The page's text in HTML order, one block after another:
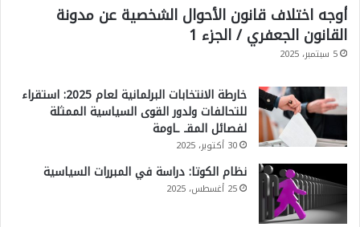
أوجه اختلاف قانون الأحوال الشخصية عن مدونة
القانون الجعفري / الجزء 1
5 سبتمبر، 2025
خارطة الانتخابات البرلمانية لعام 2025: استقراء
للتحالفات ولدور القوى السياسية الممثلة
لفصائل المقـ ـاومة
30 أكتوبر، 2025
نظام الكوتا: دراسة في المبررات السياسية
25 أغسطس، 2025